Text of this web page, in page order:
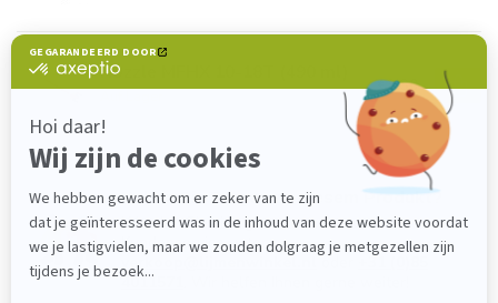
Nozzle MFHX 10-18T (490 ml)
€3,30
Haben Sie Fragen zu diesem Produkt?
Wenden Sie sich gerne an unseren
Kundenservice unter
verkoop@lijmenwinkel.nl oder
+31 (0)85
4011571